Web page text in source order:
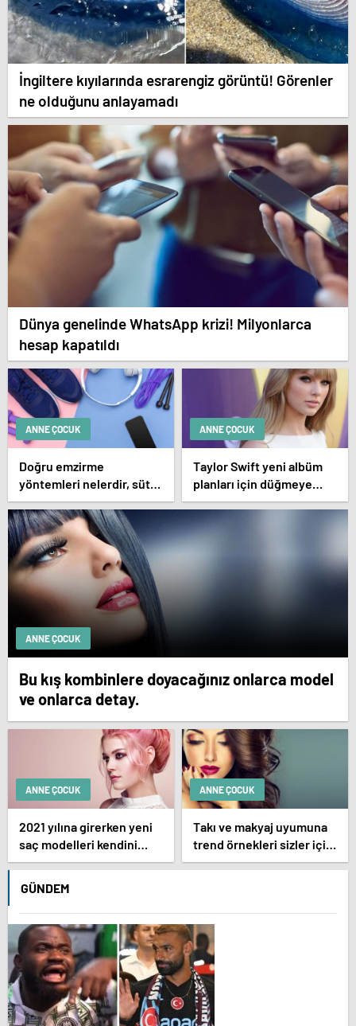
İngiltere kıyılarında esrarengiz görüntü! Görenler
ne olduğunu anlayamadı
Dünya genelinde WhatsApp krizi! Milyonlarca
hesap kapatıldı
ANNE ÇOCUK
Doğru emzirme
yöntemleri nelerdir, sütün
yettiği nasıl anlaşılır?
ANNE ÇOCUK
Taylor Swift yeni albüm
planları için düğmeye
bastığını sosyal
medyadan duyurdu!
ANNE ÇOCUK
Bu kış kombinlere doyacağınız onlarca model
ve onlarca detay.
ANNE ÇOCUK
2021 yılına girerken yeni
saç modelleri kendini
göstermeye başladı.
ANNE ÇOCUK
Takı ve makyaj uyumuna
trend örnekleri sizler için
derledik.
GÜNDEM